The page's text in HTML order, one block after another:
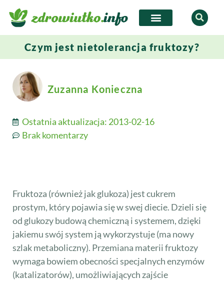
Czym jest nietolerancja fruktozy?
Zuzanna Konieczna
Ostatnia aktualizacja: 2013-02-16
Brak komentarzy
Fruktoza (również jak glukoza) jest cukrem
prostym, który pojawia się w swej diecie. Dzieli się
od glukozy budową chemiczną i systemem, dzięki
jakiemu swój system ją wykorzystuje (ma nowy
szlak metaboliczny). Przemiana materii fruktozy
wymaga bowiem obecności specjalnych enzymów
(katalizatorów), umożliwiających zajście